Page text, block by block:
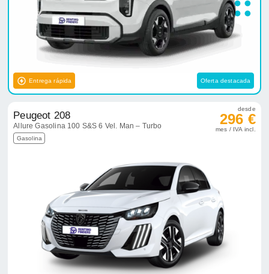
Entrega rápida Oferta destacada
Peugeot 208
Allure Gasolina 100 S&S 6 Vel. Man – Turbo
Gasolina
desde
296 €
mes / IVA incl.